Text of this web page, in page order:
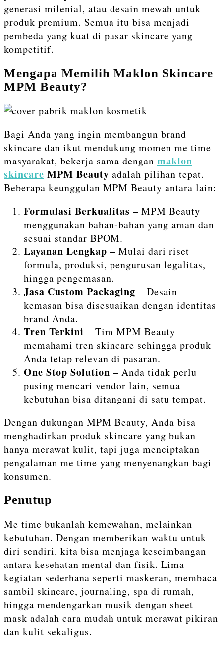
generasi milenial, atau desain mewah untuk
produk premium. Semua itu bisa menjadi
pembeda yang kuat di pasar skincare yang
kompetitif.
Mengapa Memilih Maklon Skincare
MPM Beauty?
Bagi Anda yang ingin membangun brand
skincare dan ikut mendukung momen me time
masyarakat, bekerja sama dengan maklon
skincare MPM Beauty adalah pilihan tepat.
Beberapa keunggulan MPM Beauty antara lain:
Formulasi Berkualitas – MPM Beauty
menggunakan bahan-bahan yang aman dan
sesuai standar BPOM.
Layanan Lengkap – Mulai dari riset
formula, produksi, pengurusan legalitas,
hingga pengemasan.
Jasa Custom Packaging – Desain
kemasan bisa disesuaikan dengan identitas
brand Anda.
Tren Terkini – Tim MPM Beauty
memahami tren skincare sehingga produk
Anda tetap relevan di pasaran.
One Stop Solution – Anda tidak perlu
pusing mencari vendor lain, semua
kebutuhan bisa ditangani di satu tempat.
Dengan dukungan MPM Beauty, Anda bisa
menghadirkan produk skincare yang bukan
hanya merawat kulit, tapi juga menciptakan
pengalaman me time yang menyenangkan bagi
konsumen.
Penutup
Me time bukanlah kemewahan, melainkan
kebutuhan. Dengan memberikan waktu untuk
diri sendiri, kita bisa menjaga keseimbangan
antara kesehatan mental dan fisik. Lima
kegiatan sederhana seperti maskeran, membaca
sambil skincare, journaling, spa di rumah,
hingga mendengarkan musik dengan sheet
mask adalah cara mudah untuk merawat pikiran
dan kulit sekaligus.